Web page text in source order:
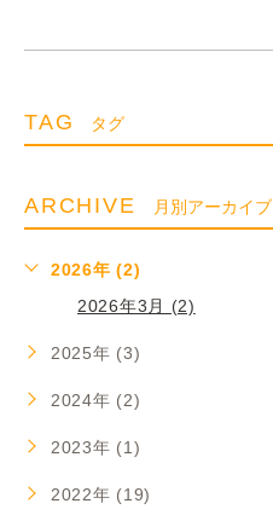
TAG タグ
ARCHIVE 月別アーカイブ
2026年 (2)
2026年3月 (2)
2025年 (3)
2024年 (2)
2023年 (1)
2022年 (19)